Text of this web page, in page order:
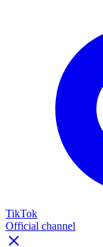
TikTok
Official channel